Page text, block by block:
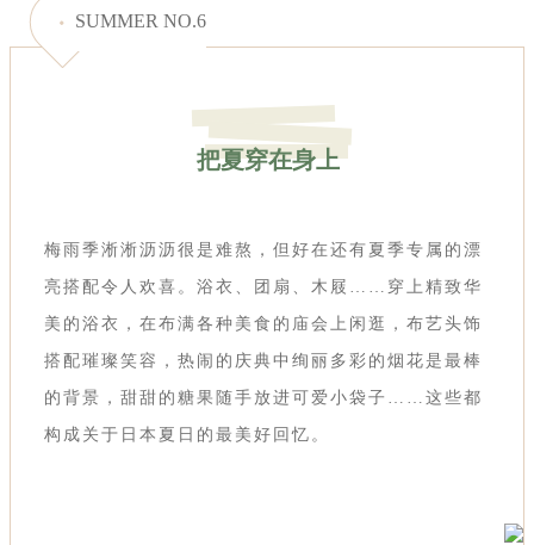
SUMMER NO.6
把夏穿在身上
梅雨季淅淅沥沥很是难熬，但好在还有夏季专属的漂
亮搭配令人欢喜。浴衣、团扇、木屐……穿上精致华
美的浴衣，在布满各种美食的庙会上闲逛，布艺头饰
搭配璀璨笑容，热闹的庆典中绚丽多彩的烟花是最棒
的背景，甜甜的糖果随手放进可爱小袋子……这些都
构成关于日本夏日的最美好回忆。